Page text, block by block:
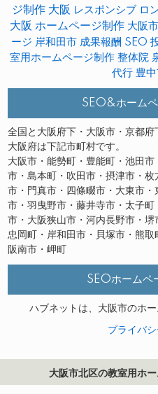
ジ制作 大阪 レスポンシブ ロ
大阪 ホームページ制作 大阪市
ージ 岸和田市 成果報酬 SEO
室用ホームページ制作 整体院
代行 豊
SEO&ホーム
全国と大阪府下・大阪市・京都
大阪府は下記市町村です。
大阪市・能勢町・豊能町・池田
市・島本町・吹田市・摂津市・
市・門真市・四條畷市・大東市
市・羽曳野市・藤井寺市・太子
市・大阪狭山市・河内長野市・堺
忠岡町・岸和田市・貝塚市・熊取
阪南市・岬町
SEOホームペ
ハブネットは、大阪市のホ
プライバ
大阪市北区の教室用ホ